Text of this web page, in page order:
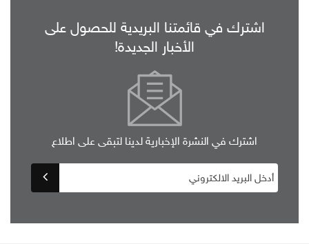
اشترك في قائمتنا البريدية للحصول على
الأخبار الجديدة!
اشترك في النشرة الإخبارية لدينا لتبقى على اطلاع